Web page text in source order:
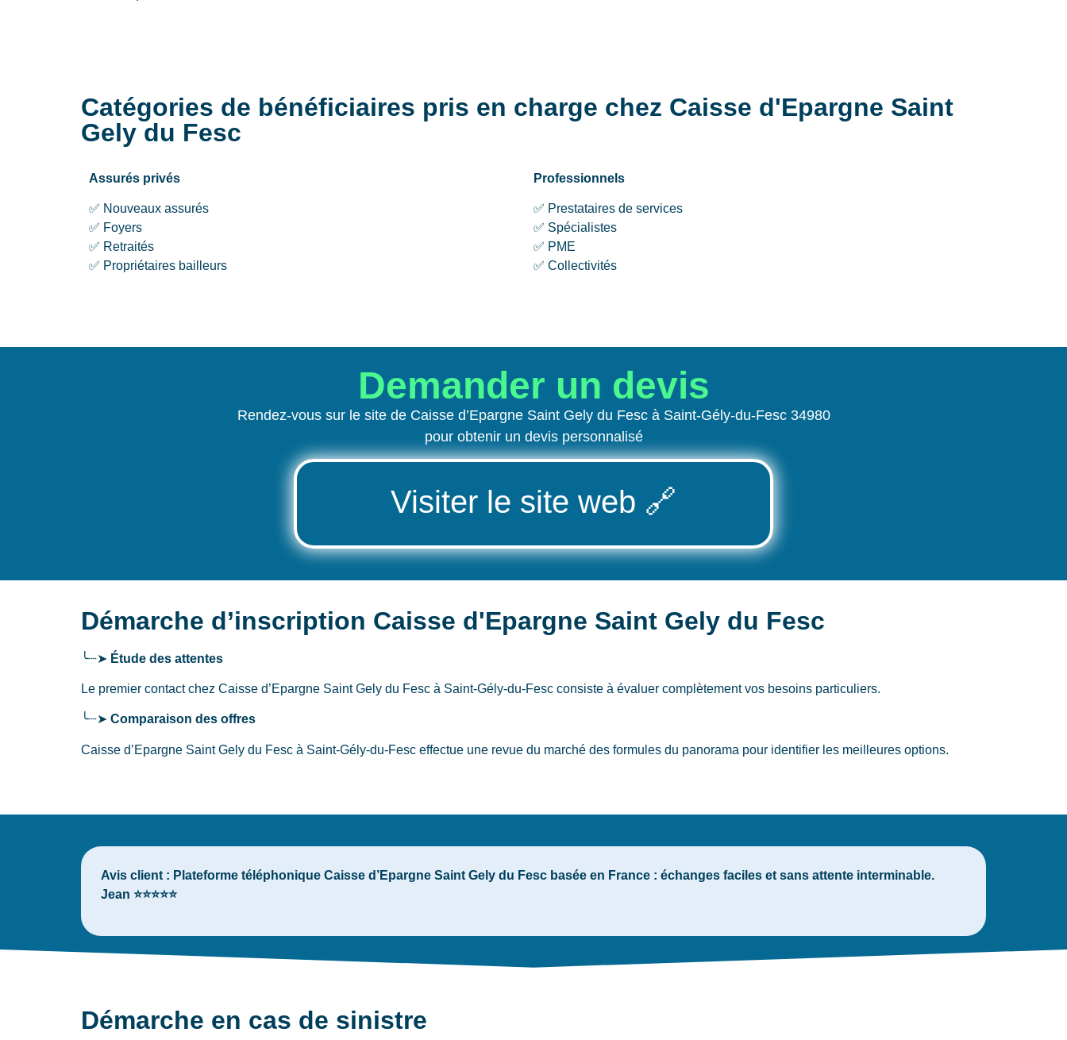
Catégories de bénéficiaires pris en charge chez Caisse d'Epargne Saint
Gely du Fesc
Assurés privés
✅ Nouveaux assurés
✅ Foyers
✅ Retraités
✅ Propriétaires bailleurs
Professionnels
✅ Prestataires de services
✅ Spécialistes
✅ PME
✅ Collectivités
Demander un devis
Rendez-vous sur le site de Caisse d’Epargne Saint Gely du Fesc à Saint-Gély-du-Fesc 34980
pour obtenir un devis personnalisé
Visiter le site web 🔗
Démarche d’inscription Caisse d'Epargne Saint Gely du Fesc
╰┈➤ Étude des attentes
Le premier contact chez Caisse d’Epargne Saint Gely du Fesc à Saint-Gély-du-Fesc consiste à évaluer complètement vos besoins particuliers.
╰┈➤ Comparaison des offres
Caisse d’Epargne Saint Gely du Fesc à Saint-Gély-du-Fesc effectue une revue du marché des formules du panorama pour identifier les meilleures options.
Avis client : Plateforme téléphonique Caisse d’Epargne Saint Gely du Fesc basée en France : échanges faciles et sans attente interminable.
Jean ⭐⭐⭐⭐⭐
Démarche en cas de sinistre